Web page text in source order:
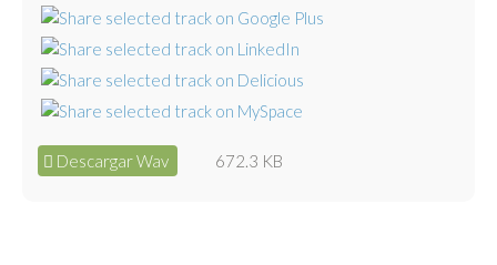
Descargar Wav 672.3 KB